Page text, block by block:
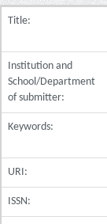
Title:
Institution and
School/Department
of submitter:
Keywords:
URI:
ISSN: